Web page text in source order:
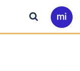
Ir
a
Buscar